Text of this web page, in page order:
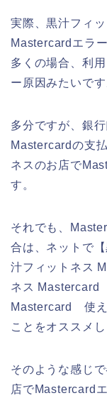
実際、黒汁フィ
Mastercardエラ
多くの場合、利
ー原因みたいです
多分ですが、銀
Mastercardの支
ネスのお店で
す。
それでも、
合は、ネットで
汁フィットネス
ネス Mastercard
Mastercard 使え
ことをオススメし
そのような感じ
店でMastercard